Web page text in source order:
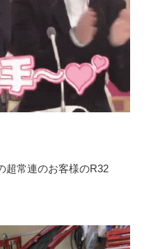
超常連のお客様のR32